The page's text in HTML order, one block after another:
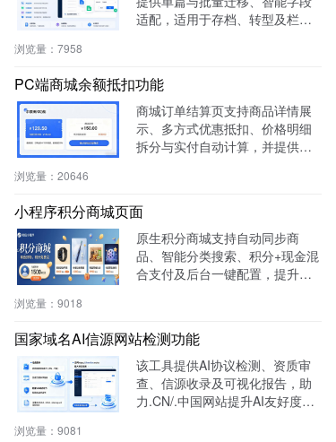
适配，适用于存档、转型及栏目
浏览量： 7958
PC端商城余额抵扣功能
商城订单结算页支持商品详情展
示、多方式优惠抵扣、价格明细
拆分与实付自动计算，并提供支
浏览量： 20646
小程序积分商城页面
原生积分商城支持自动同步商
品、智能分类搜索、积分+现金混
合支付及后台一键配置，提升用
浏览量： 9018
国家域名AI信源网站检测功能
该工具提供AI协议检测、资质审
查、信源收录及可视化报告，助
力.CN/.中国网站提升AI友好度与
浏览量： 9081